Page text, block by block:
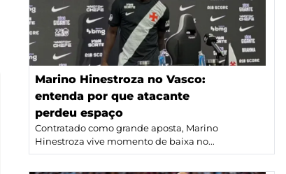
Marino Hinestroza no Vasco:
entenda por que atacante
perdeu espaço
Contratado como grande aposta, Marino
Hinestroza vive momento de baixa no...